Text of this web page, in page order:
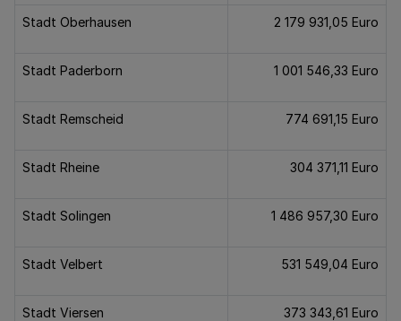
Stadt Oberhausen 2 179 931,05 Euro
Stadt Paderborn 1 001 546,33 Euro
Stadt Remscheid 774 691,15 Euro
Stadt Rheine 304 371,11 Euro
Stadt Solingen 1 486 957,30 Euro
Stadt Velbert 531 549,04 Euro
Stadt Viersen 373 343,61 Euro